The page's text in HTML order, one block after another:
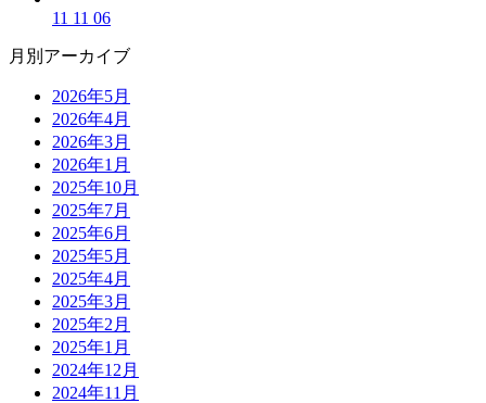
11 11 06
月別アーカイブ
2026年5月
2026年4月
2026年3月
2026年1月
2025年10月
2025年7月
2025年6月
2025年5月
2025年4月
2025年3月
2025年2月
2025年1月
2024年12月
2024年11月